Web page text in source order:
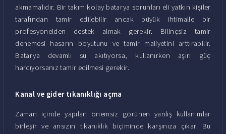
akmamalıdır. Bir takım kolay batarya sorunları eli yatkın kişiler
tarafından tamir edilebilir ancak büyük ihtimalle bir
profesyonelden destek almak gerekir. Bilinçsiz tamir
denemesi hasarın boyutunu ve tamir maliyetini arttırabilir.
Batarya devamlı su akıtıyorsa, kullanırken aşırı güç
harcıyorsanız tamir edilmesi gerekir.
Kanal ve gider tıkanıklığı açma
Zaman içinde yapılan önemsiz görünen yanlış kullanımlar
birleşir ve ansızın tıkanıklık biçiminde karşınıza çıkar. Bu